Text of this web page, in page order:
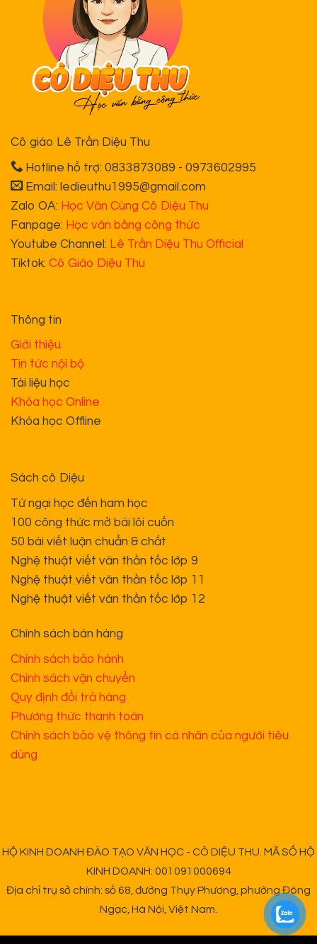
Cô giáo Lê Trần Diệu Thu
Hotline hỗ trợ: 0833873089 - 0973602995
Email: ledieuthu1995@gmail.com
Zalo OA: Học Văn Cùng Cô Diệu Thu
Fanpage: Học văn bằng công thức
Youtube Channel: Lê Trần Diệu Thu Official
Tiktok: Cô Giáo Diệu Thu
Thông tin
Giới thiệu
Tin tức nội bộ
Tài liệu học
Khóa học Online
Khóa học Offline
Sách cô Diệu
Từ ngại học đến ham học
100 công thức mở bài lôi cuốn
50 bài viết luận chuẩn & chất
Nghệ thuật viết văn thần tốc lớp 9
Nghệ thuật viết văn thần tốc lớp 11
Nghệ thuật viết văn thần tốc lớp 12
Chính sách bán hàng
Chính sách bảo hành
Chính sách vận chuyển
Quy định đổi trả hàng
Phương thức thanh toán
Chính sách bảo vệ thông tin cá nhân của người tiêu
dùng
HỘ KINH DOANH ĐÀO TẠO VĂN HỌC - CÔ DIỆU THU. MÃ SỐ HỘ
KINH DOANH: 001091000694
Địa chỉ trụ sở chính: số 68, đường Thụy Phương, phường Đông
Ngạc, Hà Nội, Việt Nam.